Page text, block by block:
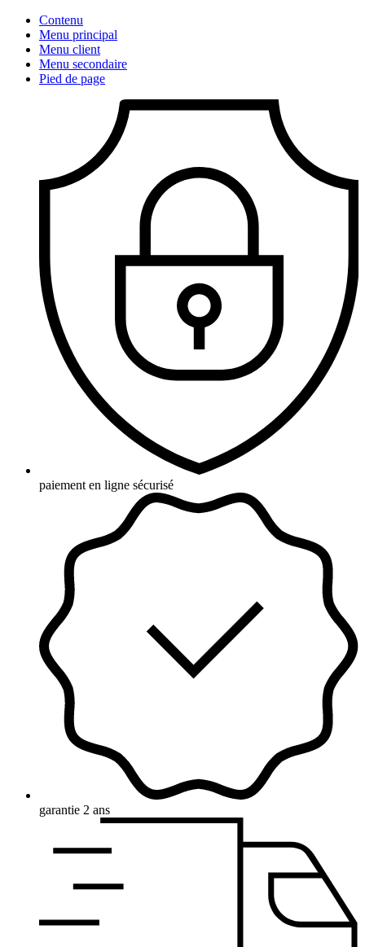
Contenu
Menu principal
Menu client
Menu secondaire
Pied de page
paiement en ligne sécurisé
garantie 2 ans